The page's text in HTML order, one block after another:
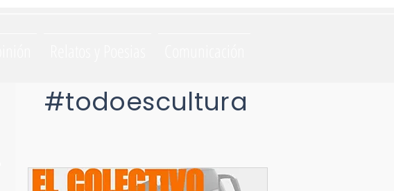
#todoescultura